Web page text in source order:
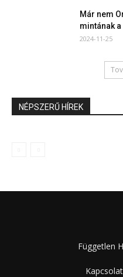
Már nem
mintának
2024-11-25
NÉPSZERŰ HÍREK
Független